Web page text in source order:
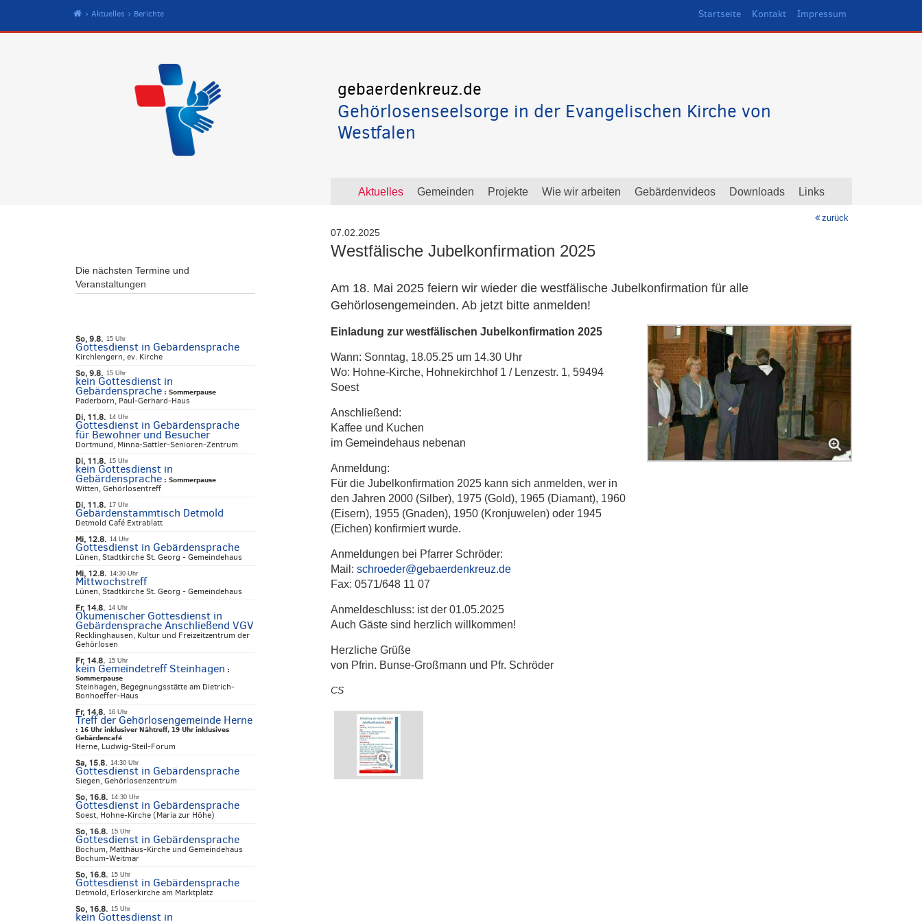
Start
Aktuelles Berichte Startseite Kontakt Impressum
gebaerdenkreuz.de
Gehörlosenseelsorge in der Evangelischen Kirche von
Westfalen
Aktuelles Gemeinden Projekte Wie wir arbeiten Gebärdenvideos Downloads Links
zurück
07.02.2025
Westfälische Jubelkonfirmation 2025
Am 18. Mai 2025 feiern wir wieder die westfälische Jubelkonfirmation für alle
Gehörlosengemeinden. Ab jetzt bitte anmelden!
Einladung zur westfälischen Jubelkonfirmation 2025
Wann: Sonntag, 18.05.25 um 14.30 Uhr
Wo: Hohne-Kirche, Hohnekirchhof 1 / Lenzestr. 1, 59494
Soest
Anschließend:
Kaffee und Kuchen
im Gemeindehaus nebenan
Anmeldung:
Für die Jubelkonfirmation 2025 kann sich anmelden, wer in
den Jahren 2000 (Silber), 1975 (Gold), 1965 (Diamant), 1960
(Eisern), 1955 (Gnaden), 1950 (Kronjuwelen) oder 1945
(Eichen) konfirmiert wurde.
Anmeldungen bei Pfarrer Schröder:
Mail: schroeder@gebaerdenkreuz.de
Fax: 0571/648 11 07
Anmeldeschluss: ist der 01.05.2025
Auch Gäste sind herzlich willkommen!
Herzliche Grüße
von Pfrin. Bunse-Großmann und Pfr. Schröder
CS
Die nächsten Termine und
Veranstaltungen
So, 9.8. 15 Uhr
Gottesdienst in Gebärdensprache
Kirchlengern, ev. Kirche
So, 9.8. 15 Uhr
kein Gottesdienst in
Gebärdensprache: Sommerpause
Paderborn, Paul-Gerhard-Haus
Di, 11.8. 14 Uhr
Gottesdienst in Gebärdensprache
für Bewohner und Besucher
Dortmund, Minna-Sattler-Senioren-Zentrum
Di, 11.8. 15 Uhr
kein Gottesdienst in
Gebärdensprache: Sommerpause
Witten, Gehörlosentreff
Di, 11.8. 17 Uhr
Gebärdenstammtisch Detmold
Detmold Café Extrablatt
Mi, 12.8. 14 Uhr
Gottesdienst in Gebärdensprache
Lünen, Stadtkirche St. Georg - Gemeindehaus
Mi, 12.8. 14:30 Uhr
Mittwochstreff
Lünen, Stadtkirche St. Georg - Gemeindehaus
Fr, 14.8. 14 Uhr
Ökumenischer Gottesdienst in
Gebärdensprache Anschließend VGV
Recklinghausen, Kultur und Freizeitzentrum der
Gehörlosen
Fr, 14.8. 15 Uhr
kein Gemeindetreff Steinhagen :
Sommerpause
Steinhagen, Begegnungsstätte am Dietrich-
Bonhoeffer-Haus
Fr, 14.8. 16 Uhr
Treff der Gehörlosengemeinde Herne
: 16 Uhr inklusiver Nähtreff, 19 Uhr inklusives
Gebärdencafé
Herne, Ludwig-Steil-Forum
Sa, 15.8. 14:30 Uhr
Gottesdienst in Gebärdensprache
Siegen, Gehörlosenzentrum
So, 16.8. 14:30 Uhr
Gottesdienst in Gebärdensprache
Soest, Hohne-Kirche (Maria zur Höhe)
So, 16.8. 15 Uhr
Gottesdienst in Gebärdensprache
Bochum, Matthäus-Kirche und Gemeindehaus
Bochum-Weitmar
So, 16.8. 15 Uhr
Gottesdienst in Gebärdensprache
Detmold, Erlöserkirche am Marktplatz
So, 16.8. 15 Uhr
kein Gottesdienst in